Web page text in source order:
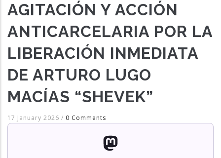
AGITACIÓN Y ACCIÓN
ANTICARCELARIA POR LA
LIBERACIÓN INMEDIATA
DE ARTURO LUGO
MACÍAS “SHEVEK”
17 January 2026 / 0 Comments